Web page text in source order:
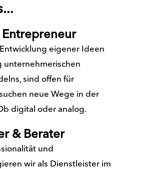
eigener Ideen
unternehmerischen
sind offen für
neue Wege in der
digital oder analog.
& Berater
und
wir als Dienstleister im